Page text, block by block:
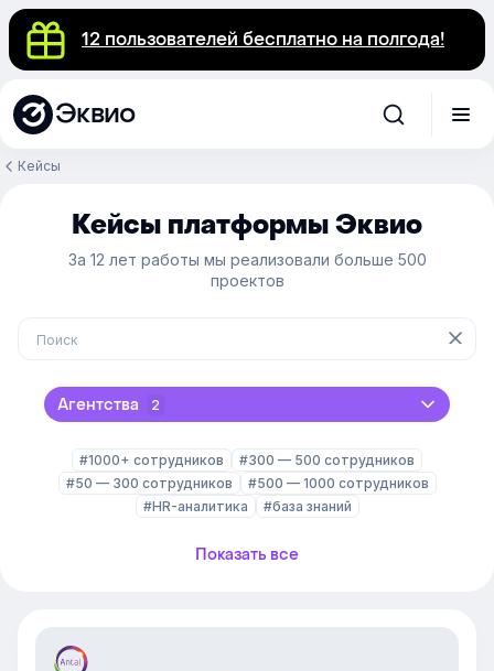
12 пользователей бесплатно на полгода!
Эквио
Кейсы
Кейсы платформы Эквио
За 12 лет работы мы реализовали больше 500
проектов
Агентства 2
#1000+ сотрудников
#300 — 500 сотрудников
#50 — 300 сотрудников
#500 — 1000 сотрудников
#HR-аналитика
#база знаний
Показать все